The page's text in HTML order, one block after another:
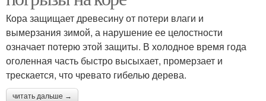
Кора защищает древесину от потери влаги и
вымерзания зимой, а нарушение ее целостности
означает потерю этой защиты. В холодное время года
оголенная часть быстро высыхает, промерзает и
трескается, что чревато гибелью дерева.
читать дальше →